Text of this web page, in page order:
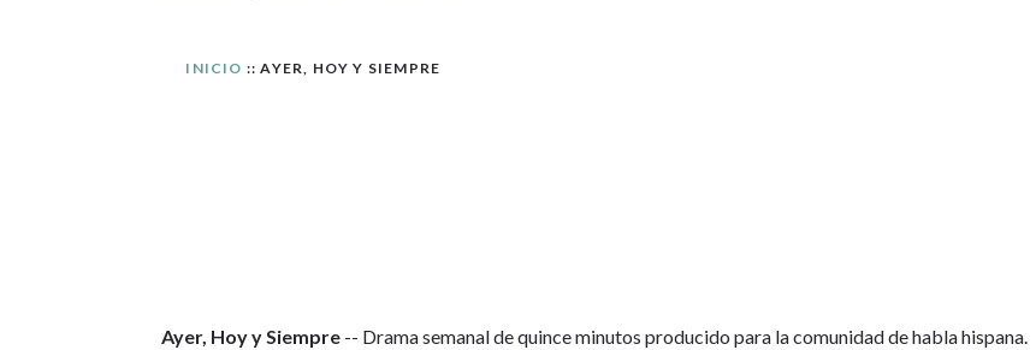
INICIO :: AYER, HOY Y SIEMPRE
Ayer, Hoy y Siempre -- Drama semanal de quince minutos producido para la comunidad de habla hispana.